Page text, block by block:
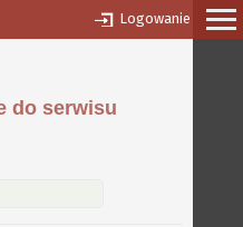
Logowanie
do serwisu